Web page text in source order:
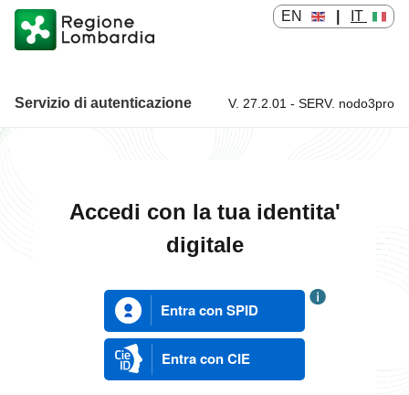
EN IT
Servizio di autenticazione Servizio di autenticazione
V. 27.2.01 - SERV. nodo3pro
Accedi con la tua identita'
digitale
Entra con SPID
Entra con CIE